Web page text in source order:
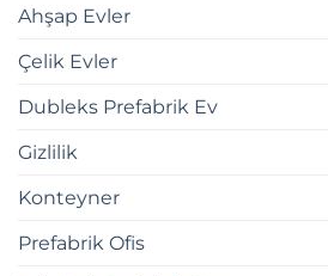
Ahşap Evler
Çelik Evler
Dubleks Prefabrik Ev
Gizlilik
Konteyner
Prefabrik Ofis